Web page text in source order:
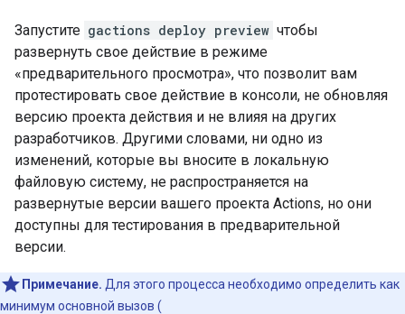
Запустите gactions deploy preview чтобы
развернуть свое действие в режиме
«предварительного просмотра», что позволит вам
протестировать свое действие в консоли, не обновляя
версию проекта действия и не влияя на других
разработчиков. Другими словами, ни одно из
изменений, которые вы вносите в локальную
файловую систему, не распространяется на
развернутые версии вашего проекта Actions, но они
доступны для тестирования в предварительной
версии.
Примечание. Для этого процесса необходимо определить как
минимум основной вызов (